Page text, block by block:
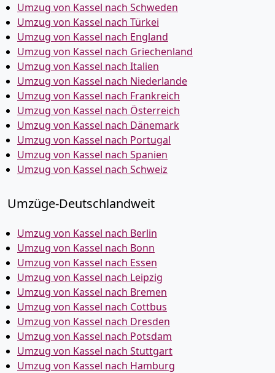
Umzug von Kassel nach Schweden
Umzug von Kassel nach Türkei
Umzug von Kassel nach England
Umzug von Kassel nach Griechenland
Umzug von Kassel nach Italien
Umzug von Kassel nach Niederlande
Umzug von Kassel nach Frankreich
Umzug von Kassel nach Österreich
Umzug von Kassel nach Dänemark
Umzug von Kassel nach Portugal
Umzug von Kassel nach Spanien
Umzug von Kassel nach Schweiz
Umzüge-Deutschlandweit
Umzug von Kassel nach Berlin
Umzug von Kassel nach Bonn
Umzug von Kassel nach Essen
Umzug von Kassel nach Leipzig
Umzug von Kassel nach Bremen
Umzug von Kassel nach Cottbus
Umzug von Kassel nach Dresden
Umzug von Kassel nach Potsdam
Umzug von Kassel nach Stuttgart
Umzug von Kassel nach Hamburg